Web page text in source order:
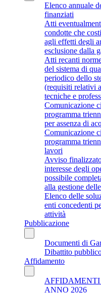
Elenco annuale
finanziati
Atti
condotte che
agli effetti degli
esclusione dalla
Atti recanti
del sistema di
periodico dello
(requisiti relativi
tecniche e
Comunicazione
programma
per assenza di
Comunicazione
programma
lavori
Avviso
interesse degli
possibile
alla gestione
Elenco delle
enti concedenti
attività
Pubblicazione
Documenti di
Dibattito
Affidamento
AFFIDAMENTI
ANNO 2026